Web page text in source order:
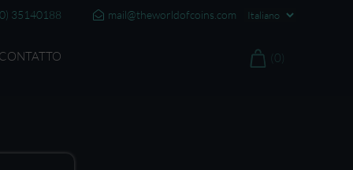
mail@theworldofcoins.com
35140188
CONTATTO (0)